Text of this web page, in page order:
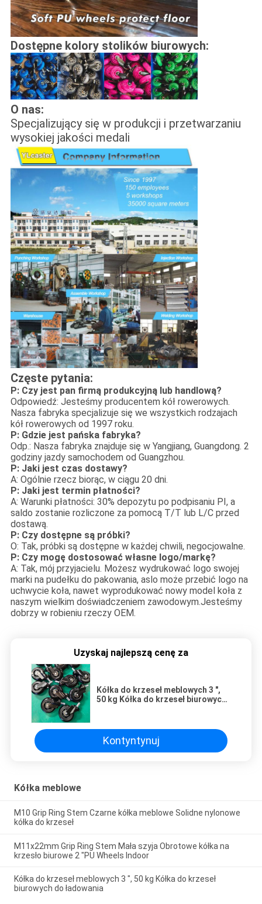
Dostępne kolory stolików biurowych:
O nas:
Specjalizujący się w produkcji i przetwarzaniu
wysokiej jakości medali
Częste pytania:
P: Czy jest pan firmą produkcyjną lub handlową?
Odpowiedź: Jesteśmy producentem kół rowerowych.
Nasza fabryka specjalizuje się we wszystkich rodzajach
kół rowerowych od 1997 roku.
P: Gdzie jest pańska fabryka?
Odp.: Nasza fabryka znajduje się w Yangjiang, Guangdong. 2
godziny jazdy samochodem od Guangzhou.
P: Jaki jest czas dostawy?
A: Ogólnie rzecz biorąc, w ciągu 20 dni.
P: Jaki jest termin płatności?
A: Warunki płatności: 30% depozytu po podpisaniu PI, a
saldo zostanie rozliczone za pomocą T/T lub L/C przed
dostawą.
P: Czy dostępne są próbki?
O: Tak, próbki są dostępne w każdej chwili, negocjowalne.
P: Czy mogę dostosować własne logo/markę?
A: Tak, mój przyjacielu. Możesz wydrukować logo swojej
marki na pudełku do pakowania, aslo może przebić logo na
uchwycie koła, nawet wyprodukować nowy model koła z
naszym wielkim doświadczeniem zawodowym.Jesteśmy
dobrzy w robieniu rzeczy OEM.
Uzyskaj najlepszą cenę za
Kółka do krzeseł meblowych 3 ",
50 kg Kółka do krzeseł biurowych
Kontyntynuj
Kółka meblowe
M10 Grip Ring Stem Czarne kółka meblowe Solidne nylonowe
kółka do krzeseł
M11x22mm Grip Ring Stem Mała szyja Obrotowe kółka na
krzesło biurowe 2 "PU Wheels Indoor
Kółka do krzeseł meblowych 3 ", 50 kg Kółka do krzeseł
biurowych do ładowania